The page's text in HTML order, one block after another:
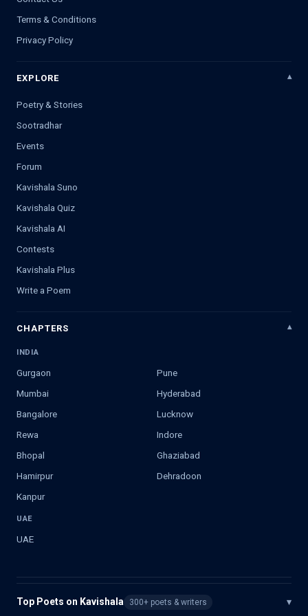
Terms & Conditions
Privacy Policy
EXPLORE
Poetry & Stories
Sootradhar
Events
Forum
Kavishala Suno
Kavishala Quiz
Kavishala AI
Contests
Kavishala Plus
Write a Poem
CHAPTERS
INDIA
Gurgaon
Pune
Mumbai
Hyderabad
Bangalore
Lucknow
Rewa
Indore
Bhopal
Ghaziabad
Hamirpur
Dehradoon
Kanpur
UAE
UAE
Top Poets on Kavishala 300+ poets & writers ▾